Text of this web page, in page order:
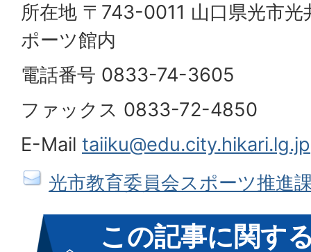
所在地 〒743-0011 山口県光市
ポーツ館内
電話番号 0833-74-3605
ファックス 0833-72-4850
E-Mail taiiku@edu.city.hikari.lg.jp
光市教育委員会スポーツ推進
この記事に関す